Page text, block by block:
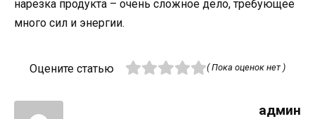
нарезка продукта – очень сложное дело, требующее
много сил и энергии.
Оцените статью ( Пока оценок нет )
админ